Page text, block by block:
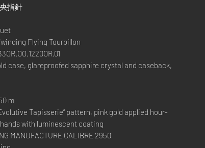
指針
Flying Tourbillon
case, glareproofed sapphire crystal and caseback,
m
Tapisserie” pattern, pink gold applied hour-
with luminescent coating
MANUFACTURE CALIBRE 2950